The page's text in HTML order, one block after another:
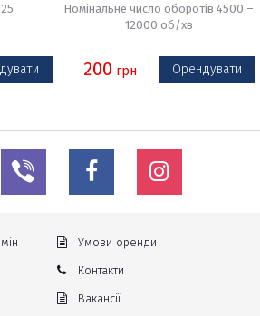
Номінальне число оборотів 4500 –
12000 об/хв
200 грн Орендувати
Умови оренди
Контакти
Вакансії